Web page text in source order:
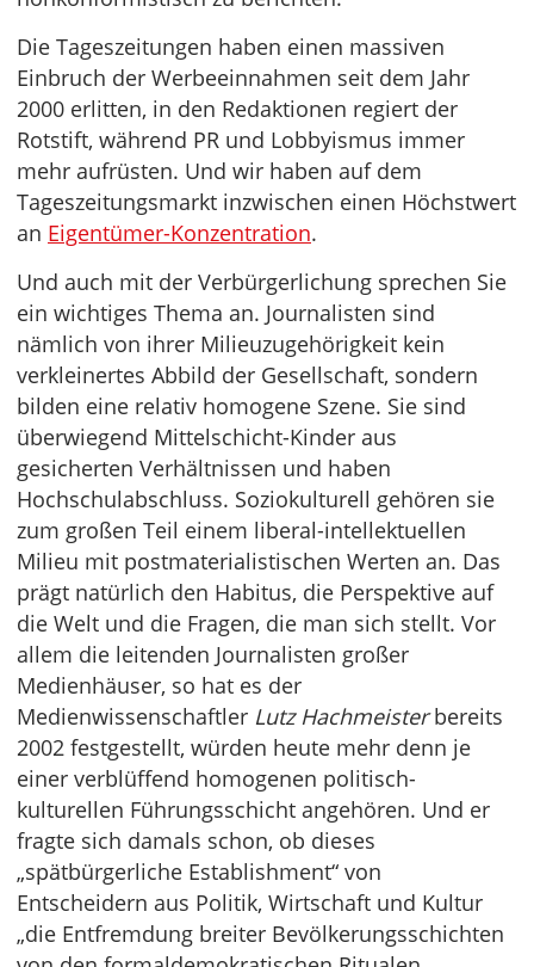
Die Tageszeitungen haben einen massiven
Einbruch der Werbeeinnahmen seit dem Jahr
2000 erlitten, in den Redaktionen regiert der
Rotstift, während PR und Lobbyismus immer
mehr aufrüsten. Und wir haben auf dem
Tageszeitungsmarkt inzwischen einen Höchstwert
an Eigentümer-Konzentration.
Und auch mit der Verbürgerlichung sprechen Sie
ein wichtiges Thema an. Journalisten sind
nämlich von ihrer Milieuzugehörigkeit kein
verkleinertes Abbild der Gesellschaft, sondern
bilden eine relativ homogene Szene. Sie sind
überwiegend Mittelschicht-Kinder aus
gesicherten Verhältnissen und haben
Hochschulabschluss. Soziokulturell gehören sie
zum großen Teil einem liberal-intellektuellen
Milieu mit postmaterialistischen Werten an. Das
prägt natürlich den Habitus, die Perspektive auf
die Welt und die Fragen, die man sich stellt. Vor
allem die leitenden Journalisten großer
Medienhäuser, so hat es der
Medienwissenschaftler Lutz Hachmeisterbereits
2002 festgestellt, würden heute mehr denn je
einer verblüffend homogenen politisch-
kulturellen Führungsschicht angehören. Und er
fragte sich damals schon, ob dieses
„spätbürgerliche Establishment“ von
Entscheidern aus Politik, Wirtschaft und Kultur
„die Entfremdung breiter Bevölkerungsschichten